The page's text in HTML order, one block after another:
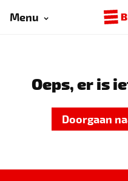
Menu
Oeps, er is
Doorgaan